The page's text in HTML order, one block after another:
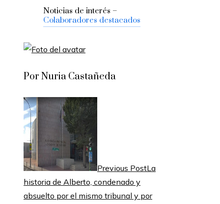
Noticias de interés –
Colaboradores destacados
Por Nuria Castañeda
Previous PostLa
historia de Alberto, condenado y
absuelto por el mismo tribunal y por